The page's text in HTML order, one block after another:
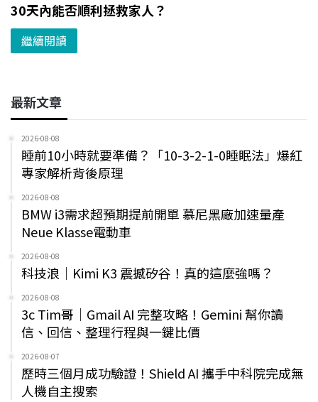
30天內能否順利拯救家人？
繼續閱讀
最新文章
2026-08-08
睡前10小時就要準備？「10-3-2-1-0睡眠法」爆紅
專家解析背後原理
2026-08-08
BMW i3需求超預期提前開單 慕尼黑廠加速量產
Neue Klasse電動車
2026-08-08
科技浪｜Kimi K3 震撼矽谷！真的這麼強嗎？
2026-08-08
3c Tim哥｜Gmail AI 完整攻略！Gemini 幫你讀
信、回信、整理行程與一鍵比價
2026-08-07
歷時三個月成功驗證！Shield AI 攜手中科院完成無
人機自主搜索